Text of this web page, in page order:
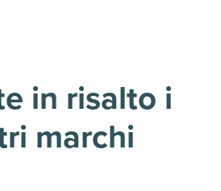
in risalto i
marchi